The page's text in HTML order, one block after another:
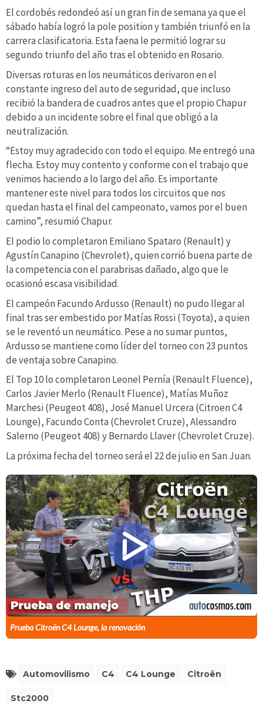
El cordobés redondeó así un gran fin de semana ya que el
sábado había logró la pole position y también triunfó en la
carrera clasificatoria. Esta faena le permitió lograr su
segundo triunfo del año tras el obtenido en Rosario.
Diversas roturas en los neumáticos derivaron en el
constante ingreso del auto de seguridad, que incluso
recibió la bandera de cuadros antes que el propio Chapur
debido a un incidente sobre el final que obligó a la
neutralización.
“Estoy muy agradecido con todo el equipo. Me entregó una
flecha. Estoy muy contento y conforme con el trabajo que
venimos haciendo a lo largo del año. Es importante
mantener este nivel para todos los circuitos que nos
quedan hasta el final del campeonato, vamos por el buen
camino”, resumió Chapur.
El podio lo completaron Emiliano Spataro (Renault) y
Agustín Canapino (Chevrolet), quien corrió buena parte de
la competencia con el parabrisas dañado, algo que le
ocasionó escasa visibilidad.
El campeón Facundo Ardusso (Renault) no pudo llegar al
final tras ser embestido por Matías Rossi (Toyota), a quien
se le reventó un neumático. Pese a no sumar puntos,
Ardusso se mantiene como líder del torneo con 23 puntos
de ventaja sobre Canapino.
El Top 10 lo completaron Leonel Pernía (Renault Fluence),
Carlos Javier Merlo (Renault Fluence), Matías Muñoz
Marchesi (Peugeot 408), José Manuel Urcera (Citroen C4
Lounge), Facundo Conta (Chevrolet Cruze), Alessandro
Salerno (Peugeot 408) y Bernardo Llaver (Chevrolet Cruze).
La próxima fecha del torneo será el 22 de julio en San Juan.
Prueba Citroën C4 Lounge, la renovación
Automovilismo C4 C4 Lounge Citroën
Stc2000